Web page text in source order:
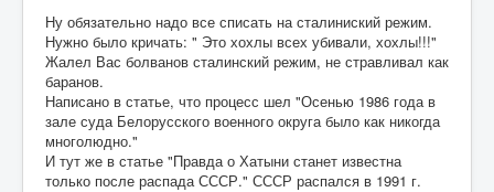
Ну обязательно надо все списать на сталиниский режим.
Нужно было кричать: " Это хохлы всех убивали, хохлы!!!"
Жалел Вас болванов сталинский режим, не стравливал как
баранов.
Написано в статье, что процесс шел "Осенью 1986 года в
зале суда Белорусского военного округа было как никогда
многолюдно."
И тут же в статье "Правда о Хатыни станет известна
только после распада СССР." СССР распался в 1991 г.